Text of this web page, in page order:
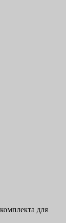
для